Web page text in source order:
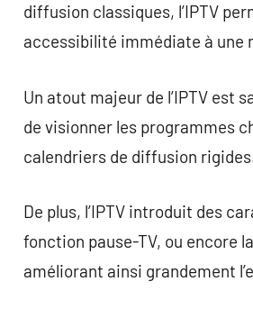
diffusion classiques, l’IPTV
accessibilité immédiate à une
Un atout majeur de l’IPTV
de visionner les programmes
calendriers de diffusion
De plus, l’IPTV introduit des
fonction pause-TV, ou encore
améliorant ainsi grandement